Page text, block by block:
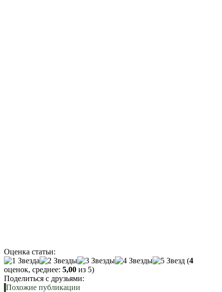
Оценка статьи:
(4
оценок, среднее: 5,00 из 5)
Поделиться с друзьями:
Похожие публикации